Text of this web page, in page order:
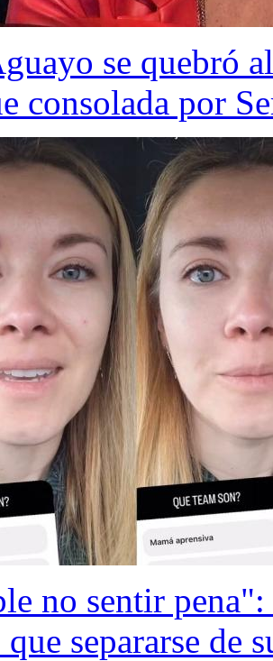
se quebró
consolada por
no sentir
separarse de